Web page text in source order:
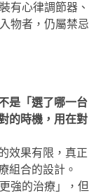
有心律調節器、
物者，仍屬禁忌
是「選了哪一台
的時機，用在對
效果有限，真正
組合的設計。
強的治療」，但